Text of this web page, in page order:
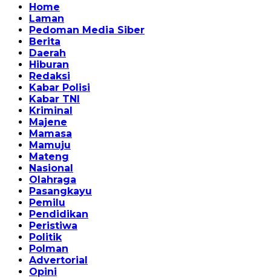
Home
Laman
Pedoman Media Siber
Berita
Daerah
Hiburan
Redaksi
Kabar Polisi
Kabar TNI
Kriminal
Majene
Mamasa
Mamuju
Mateng
Nasional
Olahraga
Pasangkayu
Pemilu
Pendidikan
Peristiwa
Politik
Polman
Advertorial
Opini